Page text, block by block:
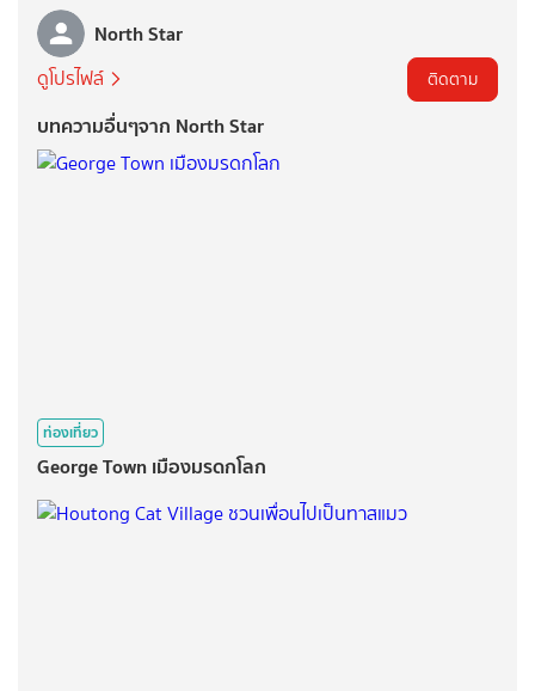
North Star
ดูโปรไฟล์ ติดตาม
บทความอื่นๆจาก North Star
ท่องเที่ยว
George Town เมืองมรดกโลก